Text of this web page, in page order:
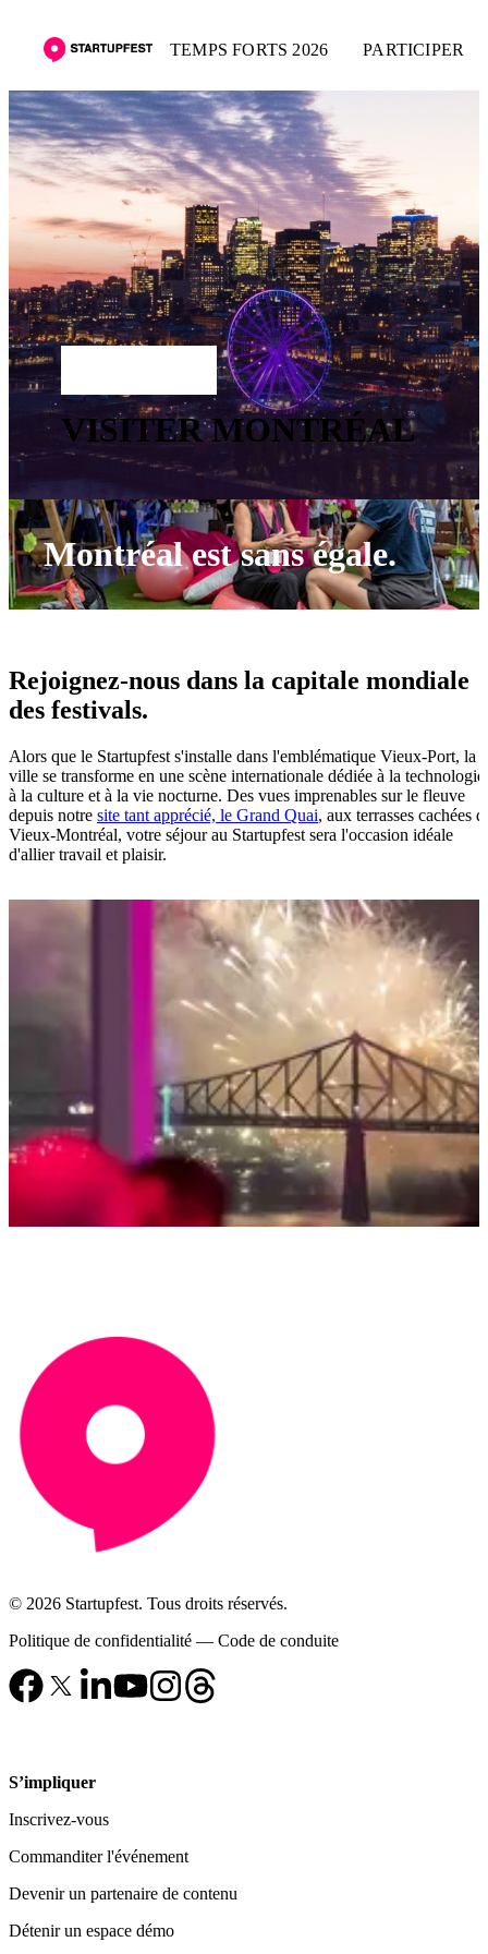
TEMPS FORTS 2026 PARTICIPER
VISITER MONTRÉAL
Montréal est sans égale.
Rejoignez-nous dans la capitale mondiale
des festivals.
Alors que le Startupfest s'installe dans l'emblématique Vieux-Port, la
ville se transforme en une scène internationale dédiée à la technologie,
à la culture et à la vie nocturne. Des vues imprenables sur le fleuve
depuis notre site tant apprécié, le Grand Quai, aux terrasses cachées
Vieux-Montréal, votre séjour au Startupfest sera l'occasion idéale
d'allier travail et plaisir.
© 2026 Startupfest. Tous droits réservés.
Politique de confidentialité — Code de conduite
S’impliquer
Inscrivez-vous
Commanditer l'événement
Devenir un partenaire de contenu
Détenir un espace démo